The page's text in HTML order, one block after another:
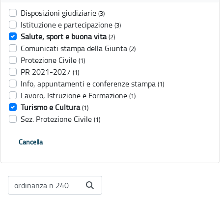
Disposizioni giudiziarie (3)
Istituzione e partecipazione (3)
Salute, sport e buona vita (2)
Comunicati stampa della Giunta (2)
Protezione Civile (1)
PR 2021-2027 (1)
Info, appuntamenti e conferenze stampa (1)
Lavoro, Istruzione e Formazione (1)
Turismo e Cultura (1)
Sez. Protezione Civile (1)
Cancella